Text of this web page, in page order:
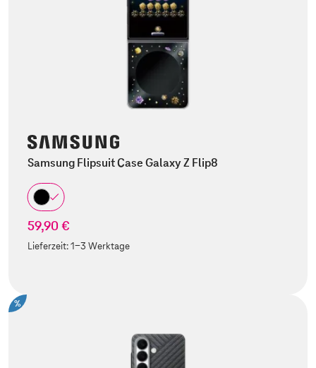
Samsung Flipsuit Case Galaxy Z Flip8
59,90 €
Lieferzeit:1-3 Werktage
%